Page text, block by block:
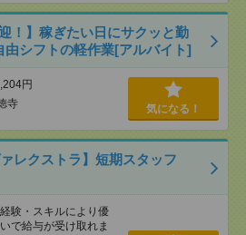
！】稼ぎたい日にサクッと勤
由シフトの軽作業[アルバイト]
円
寺 気になる！
レクストラ】短期スタッフ
験・スキルにより優
で給与が受け取れま